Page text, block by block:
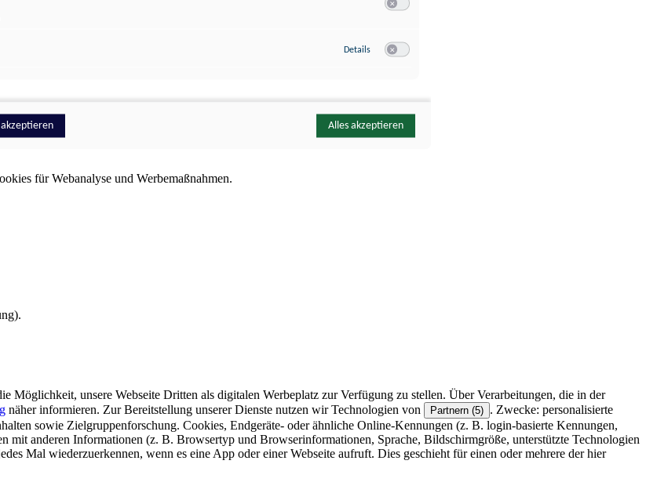
für Webanalyse und Werbemaßnahmen.
unsere Webseite Dritten als digitalen Werbeplatz zur Verfügung zu stellen. Über Verarbeitungen, die in der
näher informieren. Zur Bereitstellung unserer Dienste nutzen wir Technologien von Partnern (5) . Zwecke: personalisierte
sowie Zielgruppenforschung. Cookies, Endgeräte- oder ähnliche Online-Kennungen (z. B. login-basierte Kennungen,
mit anderen Informationen (z. B. Browsertyp und Browserinformationen, Sprache, Bildschirmgröße, unterstützte Technologien
Mal wiederzuerkennen, wenn es eine App oder einer Webseite aufruft. Dies geschieht für einen oder mehrere der hier
Details zu YouTube
Alles akzeptieren